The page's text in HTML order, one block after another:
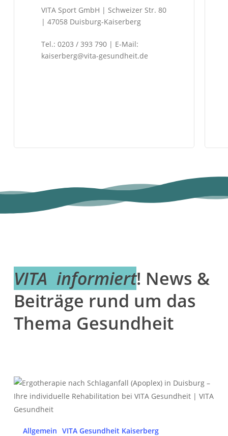
VITA Sport GmbH | Schweizer Str. 80
| 47058 Duisburg-Kaiserberg
Tel.: 0203 / 393 790 | E-Mail:
kaiserberg@vita-gesundheit.de
VITA informiert! News &
Beiträge rund um das
Thema Gesundheit
Ergotherapie
nach
Schlaganfall
Allgemein VITA Gesundheit Kaiserberg